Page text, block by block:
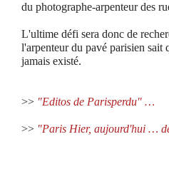
du photographe-arpenteur des
L'ultime défi sera donc de
l'arpenteur du pavé parisien
jamais existé.
>> "Editos de Parisperdu" …
>> "Paris Hier, aujourd'hui …